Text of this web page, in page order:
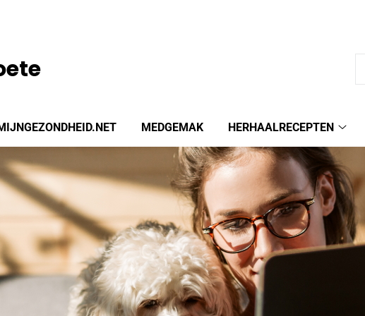
MEDGEMAK
HERHAALRECEPTEN